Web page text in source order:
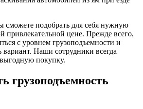
подобрать для себя нужную
цене. Прежде всего,
с уровнем грузоподъемности и
вариант. Наши сотрудники всегда
покупку.
грузоподъемность